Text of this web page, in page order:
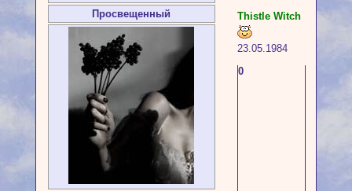
Просвещенный Thistle Witch
23.05.1984
0